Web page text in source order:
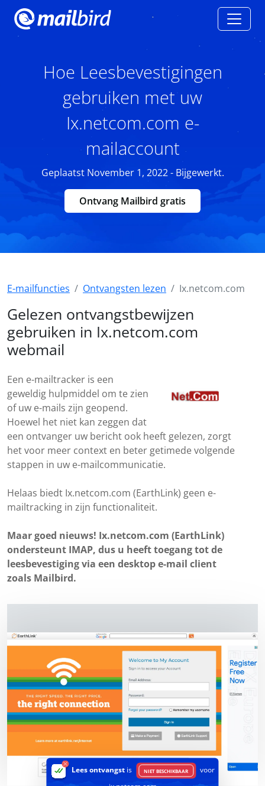
Hoe Leesbevestigingen
gebruiken met uw
Ix.netcom.com e-
mailaccount
Geplaatst November 1, 2022 - Bijgewerkt.
Ontvang Mailbird gratis
E-mailfuncties Ontvangsten lezen Ix.netcom.com
Gelezen ontvangstbewijzen
gebruiken in Ix.netcom.com
webmail
Een e-mailtracker is een
geweldig hulpmiddel om te zien
of uw e-mails zijn geopend.
Hoewel het niet kan zeggen dat
een ontvanger uw bericht ook heeft gelezen, zorgt
het voor meer context en beter getimede volgende
stappen in uw e-mailcommunicatie.
Helaas biedt Ix.netcom.com (EarthLink) geen e-
mailtracking in zijn functionaliteit.
Maar goed nieuws! Ix.netcom.com (EarthLink)
ondersteunt IMAP, dus u heeft toegang tot de
leesbevestiging via een desktop e-mail client
zoals Mailbird.
Lees ontvangst is NIET BESCHIKBAAR
voor